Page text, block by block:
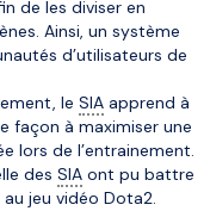
de les diviser en
Ainsi, un système
d’utilisateurs de
le SIA apprend à
façon à maximiser une
lors de l’entrainement.
des SIA ont pu battre
jeu vidéo Dota2.